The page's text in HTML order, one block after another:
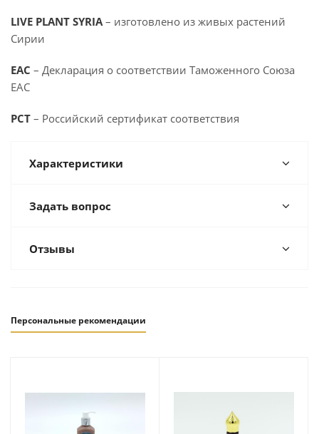
LIVE PLANT SYRIA– изготовлено из живых растений
Сирии
EAC – Декларация о соответствии Таможенного Союза
EAC
PCT – Российский сертификат соответствия
Характеристики
Задать вопрос
Отзывы
Персональные рекомендации